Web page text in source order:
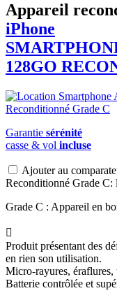
Appareil
iPhone
128GO
Garantie sérénité
casse & vol incluse
Ajouter au
Reconditionné Grade
Grade C : Appareil en

Produit présentant des
en rien son utilisation.
Micro-rayures, éraflures,
Batterie contrôlée et